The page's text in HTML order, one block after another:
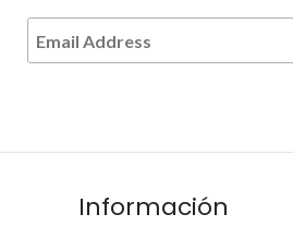
Información